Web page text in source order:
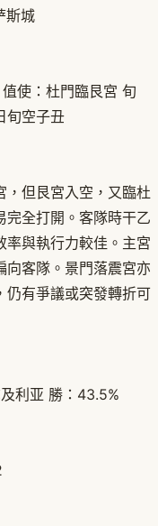
斯城
使：杜門臨艮宮 旬
旬空子丑
，但艮宮入空，又臨杜
完全打開。客隊時干乙
率與執行力較佳。主宮
向客隊。景門落震宮亦
仍有爭議或突發轉折可
利亚 勝：43.5%